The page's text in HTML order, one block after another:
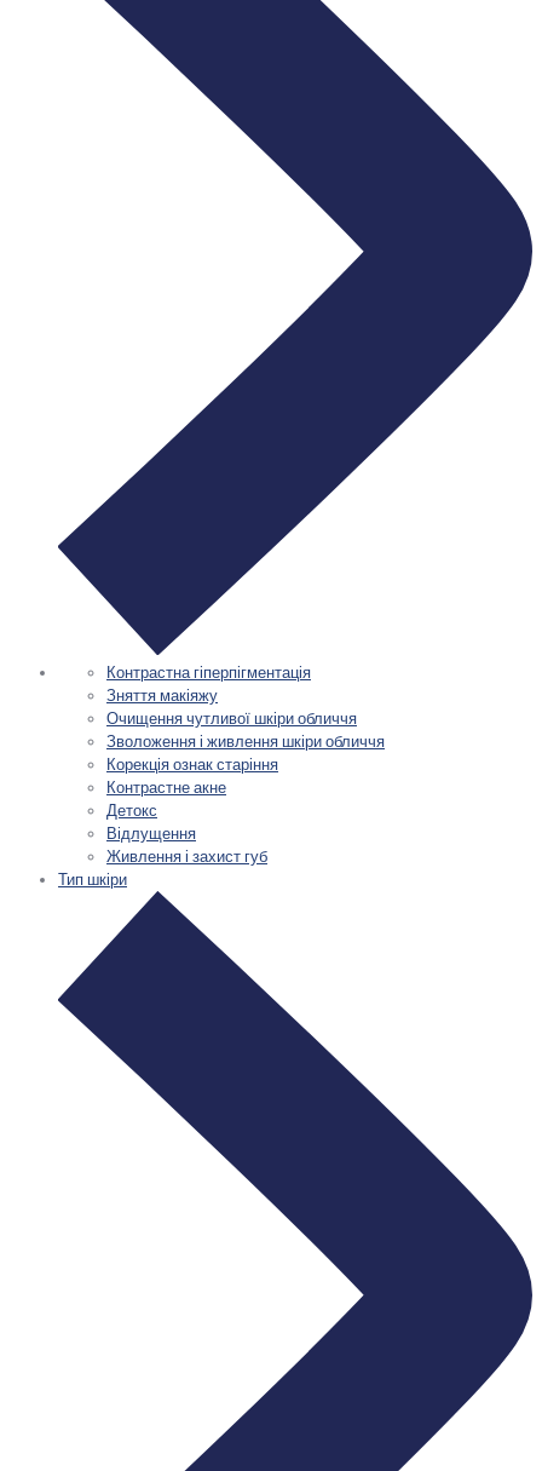
Контрастна гіперпігментація
Зняття макіяжу
Очищення чутливої шкіри обличчя
Зволоження і живлення шкіри обличчя
Корекція ознак старіння
Контрастне акне
Детокс
Відлущення
Живлення і захист губ
Тип шкіри